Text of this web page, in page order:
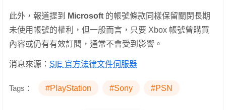
此外，報道提到 Microsoft 的帳號條款同樣保留關閉長期
未使用帳號的權利，但一般而言，只要 Xbox 帳號曾購買
內容或仍有有效訂閱，通常不會受到影響。
消息來源： SIE 官方法律文件伺服器
Tags： #PlayStation #Sony #PSN